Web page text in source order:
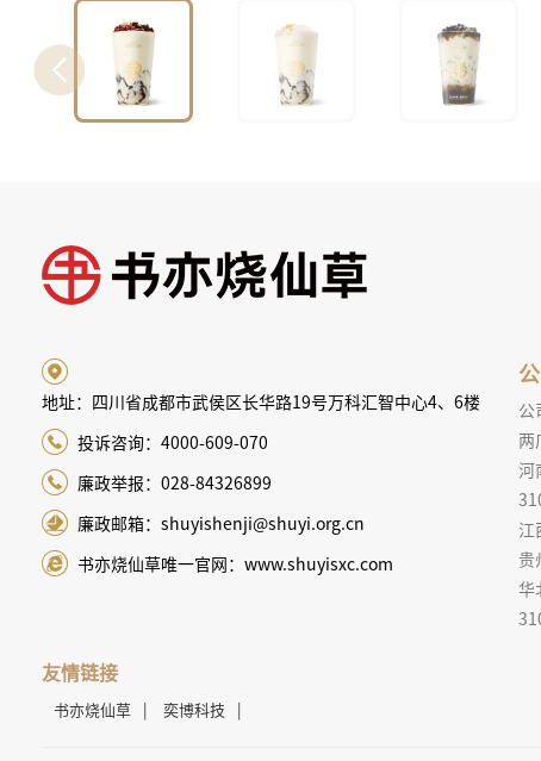
地址：四川省成都市武侯区长华路19号万科汇智中心4、6楼
投诉咨询：4000-609-070
廉政举报：028-84326899
廉政邮箱：shuyishenji@shuyi.org.cn
书亦烧仙草唯一官网：www.shuyisxc.com
公
两
河
江
贵
华
友情链接
书亦烧仙草 奕博科技